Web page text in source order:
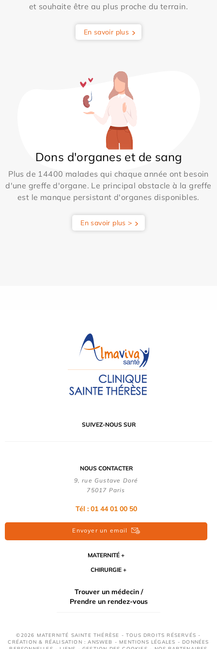
et souhaite être au plus proche du terrain.
En savoir plus
Dons d'organes et de sang
Plus de 14400 malades qui chaque année ont besoin
d'une greffe d'organe. Le principal obstacle à la greffe
est le manque persistant d'organes disponibles.
En savoir plus >
SUIVEZ-NOUS SUR
NOUS CONTACTER
9, rue Gustave Doré
75017 Paris
Tél : 01 44 01 00 50
Envoyer un email
MATERNITÉ
CHIRURGIE
Trouver un médecin /
Prendre un rendez-vous
©2026 MATERNITÉ SAINTE THÉRÈSE - TOUS DROITS RÉSERVÉS -
CRÉATION & RÉALISATION : ANSWEB - MENTIONS LÉGALES - DONNÉES